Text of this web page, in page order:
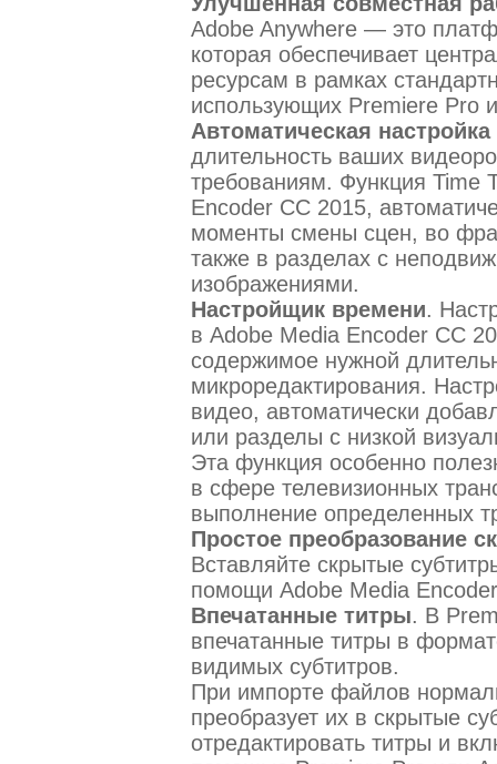
Adobe Anywhere — это
которая обеспечивает
ресурсам в рамках
использующих Premiere Pro
Автоматическая
длительность ваших
требованиям. Функция Time
Encoder CC 2015,
моменты смены сцен, во
также в разделах с
изображениями.
Настройщик времени.
в Adobe Media Encoder CC
содержимое нужной
микроредактирования.
видео, автоматически
или разделы с низкой
Эта функция особенно
в сфере телевизионных
выполнение определенных
Простое преобразование
Вставляйте скрытые
помощи Adobe Media
Впечатанные титры. В
впечатанные титры в
видимых субтитров.
При импорте файлов
преобразует их в скрытые
отредактировать титры и